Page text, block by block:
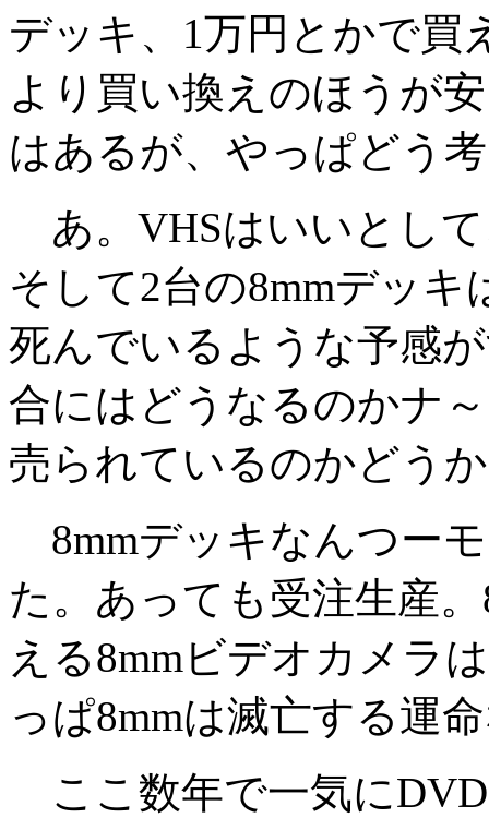
デッキ、1万円とかで買
より買い換えのほうが
はあるが、やっぱどう
あ。VHSはいいとし
そして2台の8mmデッ
死んでいるような予感
合にはどうなるのかナ
売られているのかどう
8mmデッキなんつー
た。あっても受注生産
える8mmビデオカメ
っぱ8mmは滅亡する運
ここ数年で一気に